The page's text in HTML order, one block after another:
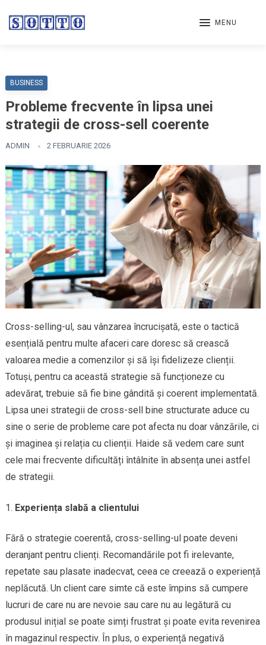
MENU
BUSINESS
Probleme frecvente în lipsa unei
strategii de cross-sell coerente
ADMIN 2 FEBRUARIE 2026
Cross-selling-ul, sau vânzarea încrucișată, este o tactică
esențială pentru multe afaceri care doresc să crească
valoarea medie a comenzilor și să își fidelizeze clienții.
Totuși, pentru ca această strategie să funcționeze cu
adevărat, trebuie să fie bine gândită și coerent implementată.
Lipsa unei strategii de cross-sell bine structurate aduce cu
sine o serie de probleme care pot afecta nu doar vânzările, ci
și imaginea și relația cu clienții. Haide să vedem care sunt
cele mai frecvente dificultăți întâlnite în absența unei astfel
de strategii.
Experiența slabă a clientului
Fără o strategie coerentă, cross-selling-ul poate deveni
deranjant pentru clienți. Recomandările pot fi irelevante,
repetate sau plasate inadecvat, ceea ce creează o experiență
neplăcută. Un client care simte că este împins să cumpere
lucruri de care nu are nevoie sau care nu au legătură cu
produsul inițial se poate simți frustrat și poate evita revenirea
în magazinul respectiv. În plus, o experiență negativă